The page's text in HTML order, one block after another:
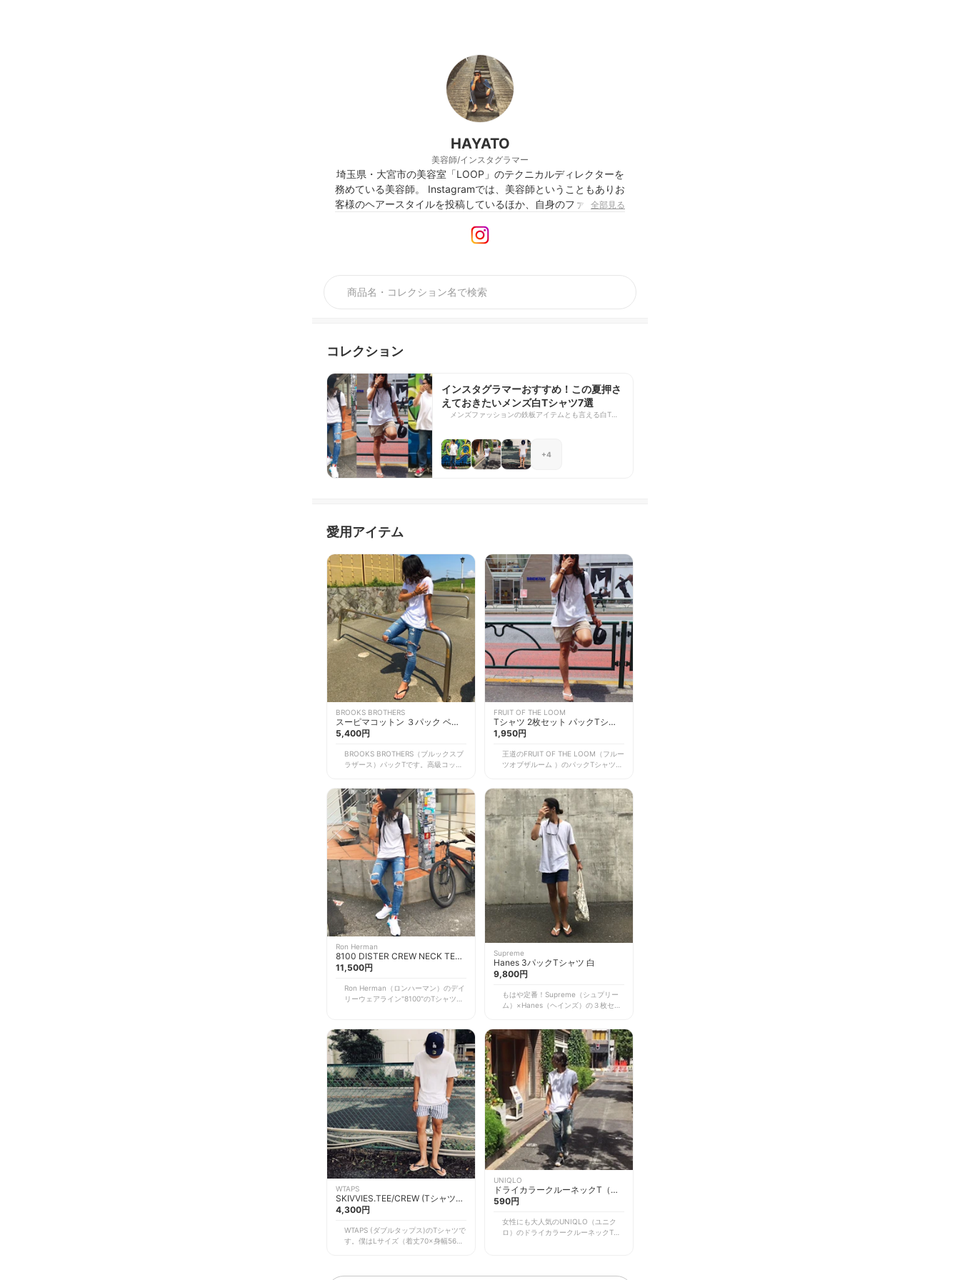
HAYATO
美容師/インスタグラマー
埼玉県・大宮市の美容室「LOOP」のテクニカルディレクターを
務めている美容師。 Instagramでは、美容師ということもありお
客様のヘアースタイルを投稿しているほか、自身のファッション
から人気を博し、フォロワー数は現在23000人以上にも及ぶ。
全部見る
コレクション
インスタグラマーおすすめ！この夏押さ
えておきたいメンズ白Tシャツ7選
メンズファッションの鉄板アイテムとも言える白Tシ
持っておきたいアイテムですよね。 今回は、各ブラン
ドの白Tシャツの着心地や、サイズ感をご紹介。
UNIQLO（ユニクロ）やHanes（ヘインズ）など定番
+4
愛用アイテム
BROOKS BROTHERS
スーピマコットン ３パック ベー
シック Ｖネック Ｔシャツ
5,400円
BROOKS BROTHERS（ブルックスブ
ラザース）パックTです。高級コット
く人気のアイテムです。 Mサイズ
（身丈75×身幅45×肩幅46.3）を着用
していますが、身幅は狭めで着丈も短
く、袖も短いため着用すると全体的に
タイトな印象になります。 スーピマ
コットンは他の生地と比べて発色もよ
く、柔らかく弾力もあり、着心地抜
群。ぜひ他の白Tとの違いを比べてみ
てください！
FRUIT OF THE LOOM
Tシャツ 2枚セット パックTシャ
ツ メンズ
1,950円
王道のFRUIT OF THE LOOM（フルー
ツオブザルーム ）のパックTシャツ。
元と身幅は広め・着丈は短いです。薄
くもなく厚くもない生地で、夏はこれ
1枚でいいですし、冬はインナーとし
て使え、季節関係なくベーシックに着
回し可能。2枚セットで2000円以内と
プチプラなので、1枚持っておくと本
当に便利です。 USコットンで着心地
も◎。ただ、洗濯すると多少伸びてし
まうので要注意です。
Ron Herman
8100 DISTER CREW NECK TEE
(Tシャツ)
11,500円
Ron Herman（ロンハーマン）のデイ
リーウェアライン"8100"のTシャツで
こちらの白Tは、穴あきやホツレなど
ダメージ加工が入っているのが特徴。
無地の白Tシャツながら存在感があ
り、周りと差がつく1枚です。 サイズ
感は、首元広め・身幅狭め・着丈長
め。袖も短いです。洗濯してもくたら
ずいい感じになってくるので、重宝し
ています。
Supreme
Hanes 3パックTシャツ 白
9,800円
もはや定番！Supreme（シュプリー
ム）×Hanes（ヘインズ）の３枚セッ
真ではMサイズを着用しています。
生地は薄めです。首元は初めは詰まっ
ていますが、洗濯をしているうちに伸
びてきます。また、わりとすぐによれ
てきてしまうため、あまり長持ちはし
ないかもしれないです。 サイズ感
は、身幅広め・着丈長め。ゆったりし
ているので、スキニーパンツなど細身
のボトムスと合わせるのもおすすめで
す。
WTAPS
SKIVVIES.TEE/CREW (Tシャツ)
200-007035-930
4,300円
WTAPS (ダブルタップス)のTシャツで
す。僕はLサイズ（着丈70×身幅56×
UNIQLO
ドライカラークルーネックT（半
袖）
590円
女性にも大人気のUNIQLO（ユニク
ロ）のドライカラークルーネックT。1
はXLサイズ（身丈75×身幅58×肩幅